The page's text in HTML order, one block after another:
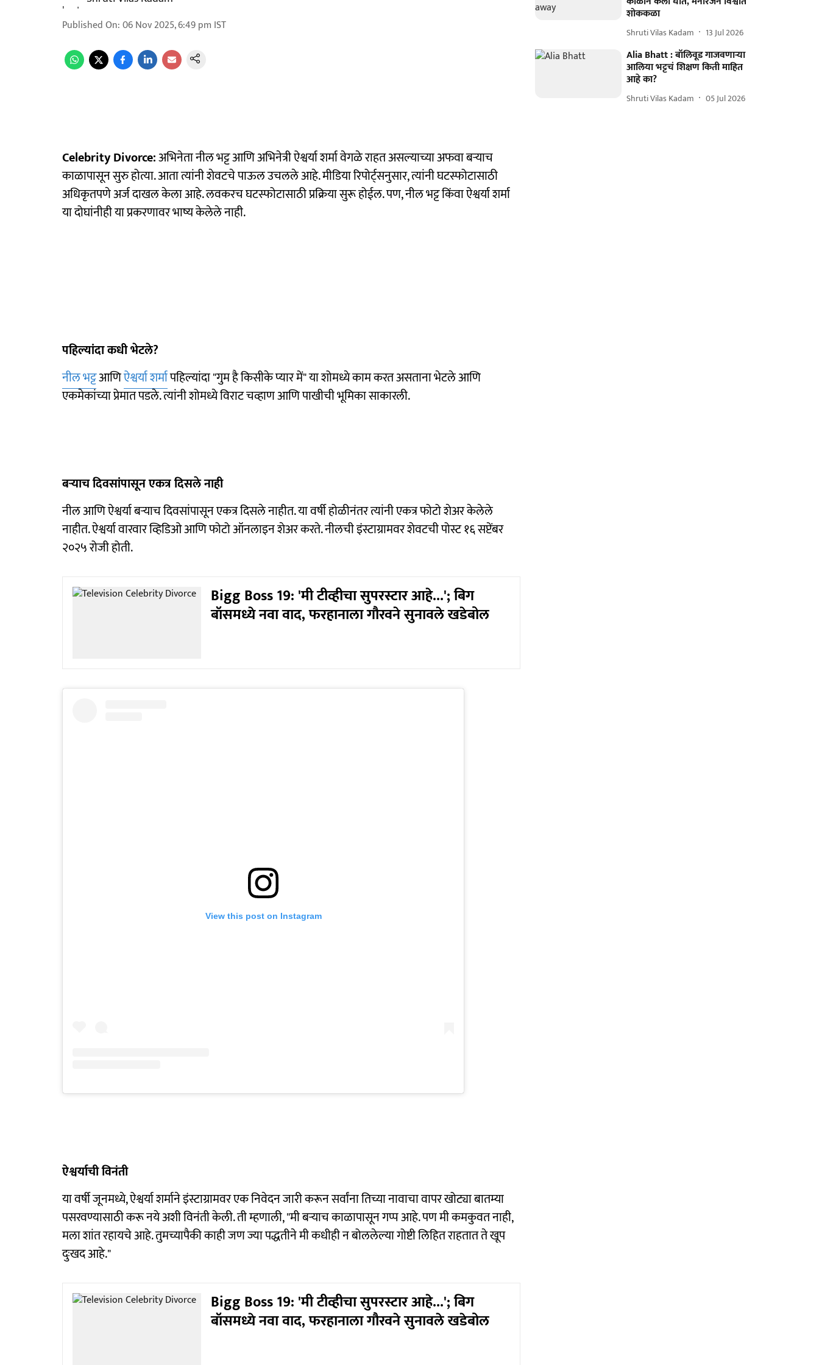
Published On:06 Nov 2025, 6:49 pm IST
Celebrity Divorce:अभिनेता नील भट्ट आणि अभिनेत्री ऐश्वर्या शर्मा वेगळे राहत असल्याच्या अफवा बऱ्याच
काळापासून सुरु होत्या. आता त्यांनी शेवटचे पाऊल उचलले आहे. मीडिया रिपोर्ट्सनुसार, त्यांनी घटस्फोटासाठी
अधिकृतपणे अर्ज दाखल केला आहे. लवकरच घटस्फोटासाठी प्रक्रिया सुरू होईल. पण, नील भट्ट किंवा ऐश्वर्या शर्मा
या दोघांनीही या प्रकरणावर भाष्य केलेले नाही.
पहिल्यांदा कधी भेटले?
नील भट्टआणिऐश्वर्या शर्मापहिल्यांदा "गुम है किसीके प्यार में" या शोमध्ये काम करत असताना भेटले आणि
एकमेकांच्या प्रेमात पडले. त्यांनी शोमध्ये विराट चव्हाण आणि पाखीची भूमिका साकारली.
बऱ्याच दिवसांपासून एकत्र दिसले नाही
नील आणि ऐश्वर्या बऱ्याच दिवसांपासून एकत्र दिसले नाहीत. या वर्षी होळीनंतर त्यांनी एकत्र फोटो शेअर केलेले
नाहीत. ऐश्वर्या वारवार व्हिडिओ आणि फोटो ऑनलाइन शेअर करते. नीलची इंस्टाग्रामवर शेवटची पोस्ट १६ सप्टेंबर
२०२५ रोजी होती.
Bigg Boss 19: 'मी टीव्हीचा सुपरस्टार आहे...'; बिग
बॉसमध्ये नवा वाद, फरहानाला गौरवने सुनावले खडेबोल
View this post on Instagram
ऐश्वर्याची विनंती
या वर्षी जूनमध्ये, ऐश्वर्या शर्माने इंस्टाग्रामवर एक निवेदन जारी करून सर्वांना तिच्या नावाचा वापर खोट्या बातम्या
पसरवण्यासाठी करू नये अशी विनंती केली. ती म्हणाली, "मी बऱ्याच काळापासून गप्प आहे. पण मी कमकुवत नाही,
मला शांत रहायचे आहे. तुमच्यापैकी काही जण ज्या पद्धतीने मी कधीही न बोललेल्या गोष्टी लिहित राहतात ते खूप
दुःखद आहे."
Bigg Boss 19: 'मी टीव्हीचा सुपरस्टार आहे...'; बिग
बॉसमध्ये नवा वाद, फरहानाला गौरवने सुनावले खडेबोल
शोककळा
Shruti Vilas Kadam 13 Jul 2026
Alia Bhatt : बॉलिवूड गाजवणाऱ्या
आलिया भट्टचं शिक्षण किती माहित
आहे का?
Shruti Vilas Kadam 05 Jul 2026